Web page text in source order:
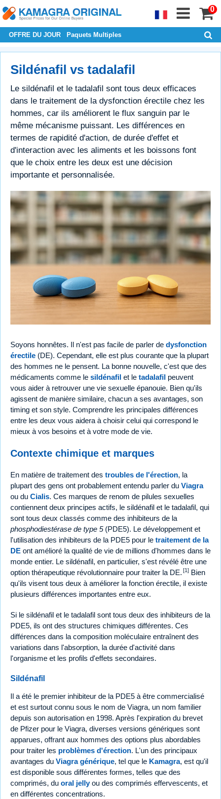
0
OFFRE DU JOUR Paquets Multiples
Sildénafil vs tadalafil
Le sildénafil et le tadalafil sont tous deux efficaces
dans le traitement de la dysfonction érectile chez les
hommes, car ils améliorent le flux sanguin par le
même mécanisme puissant. Les différences en
termes de rapidité d'action, de durée d'effet et
d'interaction avec les aliments et les boissons font
que le choix entre les deux est une décision
importante et personnalisée.
Soyons honnêtes. Il n'est pas facile de parler de dysfonction
érectile (DE). Cependant, elle est plus courante que la plupart
des hommes ne le pensent. La bonne nouvelle, c'est que des
médicaments comme le sildénafil et le tadalafil peuvent
vous aider à retrouver une vie sexuelle épanouie. Bien qu'ils
agissent de manière similaire, chacun a ses avantages, son
timing et son style. Comprendre les principales différences
entre les deux vous aidera à choisir celui qui correspond le
mieux à vos besoins et à votre mode de vie.
Contexte chimique et marques
En matière de traitement des troubles de l'érection, la
plupart des gens ont probablement entendu parler du Viagra
ou du Cialis. Ces marques de renom de pilules sexuelles
contiennent deux principes actifs, le sildénafil et le tadalafil, qui
sont tous deux classés comme des inhibiteurs de la
phosphodiestérase de type 5(PDE5). Le développement et
l'utilisation des inhibiteurs de la PDE5 pour le traitement de la
DE ont amélioré la qualité de vie de millions d'hommes dans le
monde entier. Le sildénafil, en particulier, s'est révélé être une
option thérapeutique révolutionnaire pour traiter la DE. [1] Bien
qu'ils visent tous deux à améliorer la fonction érectile, il existe
plusieurs différences importantes entre eux.
Si le sildénafil et le tadalafil sont tous deux des inhibiteurs de la
PDE5, ils ont des structures chimiques différentes. Ces
différences dans la composition moléculaire entraînent des
variations dans l'absorption, la durée d'activité dans
l'organisme et les profils d'effets secondaires.
Sildénafil
Il a été le premier inhibiteur de la PDE5 à être commercialisé
et est surtout connu sous le nom de Viagra, un nom familier
depuis son autorisation en 1998. Après l'expiration du brevet
de Pfizer pour le Viagra, diverses versions génériques sont
apparues, offrant aux hommes des options plus abordables
pour traiter les problèmes d'érection. L'un des principaux
avantages du Viagra générique, tel que le Kamagra, est qu'il
est disponible sous différentes formes, telles que des
comprimés, du oral jellyou des comprimés effervescents, et
en différentes concentrations.